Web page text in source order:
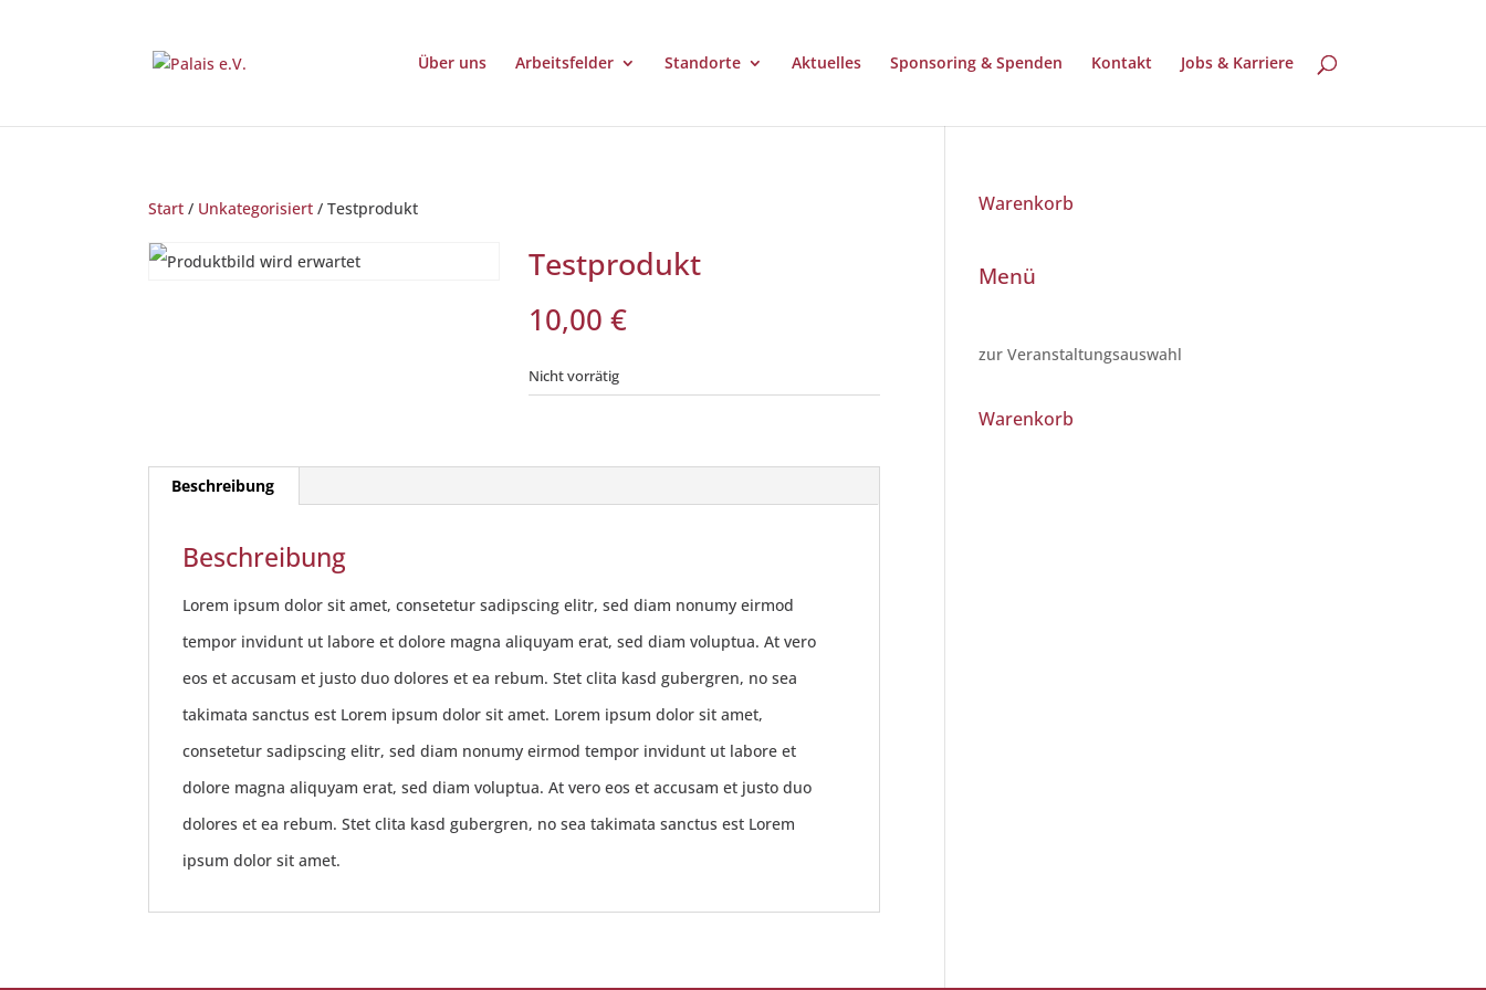
Über uns Arbeitsfelder Standorte Aktuelles Sponsoring & Spenden Kontakt Jobs & Karriere
Start / Unkategorisiert / Testprodukt
Testprodukt
10,00€
Nicht vorrätig
Beschreibung
Beschreibung
Lorem ipsum dolor sit amet, consetetur sadipscing elitr, sed diam nonumy eirmod
tempor invidunt ut labore et dolore magna aliquyam erat, sed diam voluptua. At vero
eos et accusam et justo duo dolores et ea rebum. Stet clita kasd gubergren, no sea
takimata sanctus est Lorem ipsum dolor sit amet. Lorem ipsum dolor sit amet,
consetetur sadipscing elitr, sed diam nonumy eirmod tempor invidunt ut labore et
dolore magna aliquyam erat, sed diam voluptua. At vero eos et accusam et justo duo
dolores et ea rebum. Stet clita kasd gubergren, no sea takimata sanctus est Lorem
ipsum dolor sit amet.
Warenkorb
Menü
zur Veranstaltungsauswahl
Warenkorb